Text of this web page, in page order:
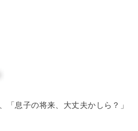
「息子の将来、大丈夫かしら？」